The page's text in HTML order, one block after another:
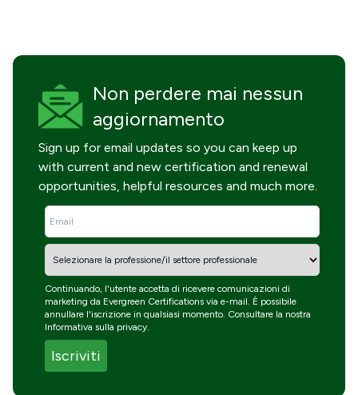
Non perdere mai nessun
aggiornamento
Sign up for email updates so you can keep up
with current and new certification and renewal
opportunities, helpful resources and much more.
Continuando, l'utente accetta di ricevere comunicazioni di
marketing da Evergreen Certifications via e-mail. È possibile
annullare l'iscrizione in qualsiasi momento. Consultare la nostra
Informativa sulla privacy.